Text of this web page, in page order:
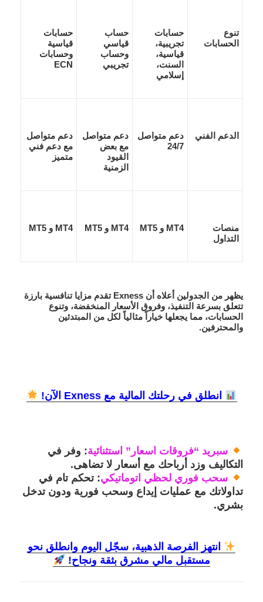
تنوع
الحسابات
حسابات
تجريبية،
قياسية،
السنت،
إسلامي
حساب
قياسي
وحساب
تجريبي
حسابات
قياسية
وحسابات
ECN
الدعم الفني
دعم متواصل
24/7
دعم متواصل
مع بعض
القيود
الزمنية
دعم متواصل
مع دعم فني
متميز
منصات
التداول
MT4 و MT5 MT4 و MT5 MT4 و MT5
يظهر من الجدولين أعلاه أنExness تقدم مزايا تنافسية بارزة
تتعلق بسرعة التنفيذ، وفروق الأسعار المنخفضة، وتنوع
الحسابات، مما يجعلها خياراً مثالياً لكل من المبتدئين
والمحترفين.
انطلق في رحلتك المالية مع Exness الآن!
سبريد “فروقات اسعار” استثنائية: وفر في
التكاليف وزد أرباحك مع أسعار لا تضاهى.
سحب فوري لحظي اتوماتيكي: تحكم تام في
تداولاتك مع عمليات إيداع وسحب فورية ودون تدخل
بشري.
انتهز الفرصة الذهبية، سجّل اليوم وانطلق نحو
مستقبل مالي مشرق بثقة ونجاح!